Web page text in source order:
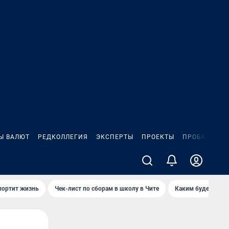
ВАЛЮТ РЕДКОЛЛЕГИЯ ЭКСПЕРТЫ ПРОЕКТЫ ПРОБКИ
жизнь Чек-лист по сборам в школу в Чите Каким будет